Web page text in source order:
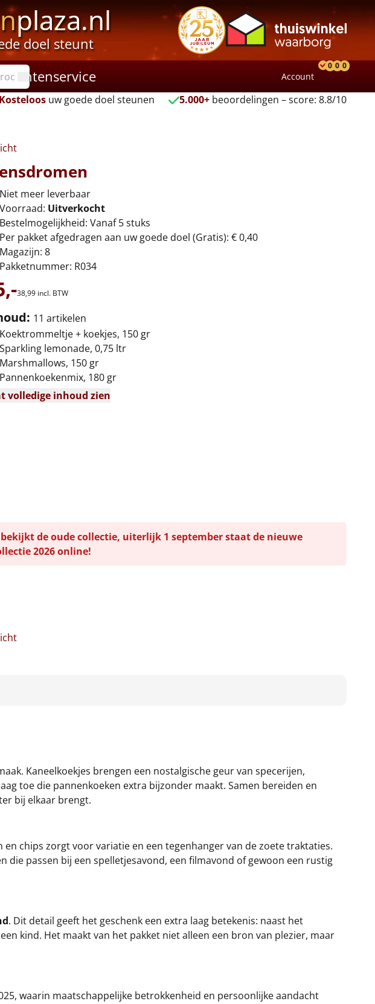
plaza.nl
doel steunt
Klantenservice Account
0 0 0
Kosteloos uw goede doel steunen 5.000+ beoordelingen – score: 8.8/10
Niet meer leverbaar
Voorraad: Uitverkocht
Bestelmogelijkheid: Vanaf 5 stuks
Per pakket afgedragen aan uw goede doel (Gratis): € 0,40
Magazijn: 8
Pakketnummer: R034
38,99 incl. BTW
11 artikelen
Koektrommeltje + koekjes, 150 gr
Sparkling lemonade, 0,75 ltr
Marshmallows, 150 gr
Pannenkoekenmix, 180 gr
volledige inhoud zien
bekijkt de oude collectie, uiterlijk 1 september staat de nieuwe
2026 online!
Kaneelkoekjes brengen een nostalgische geur van specerijen,
toe die pannenkoeken extra bijzonder maakt. Samen bereiden en
bij elkaar brengt.
chips zorgt voor variatie en een tegenhanger van de zoete traktaties.
passen bij een spelletjesavond, een filmavond of gewoon een rustig
. Dit detail geeft het geschenk een extra laag betekenis: naast het
kind. Het maakt van het pakket niet alleen een bron van plezier, maar
waarin maatschappelijke betrokkenheid en persoonlijke aandacht